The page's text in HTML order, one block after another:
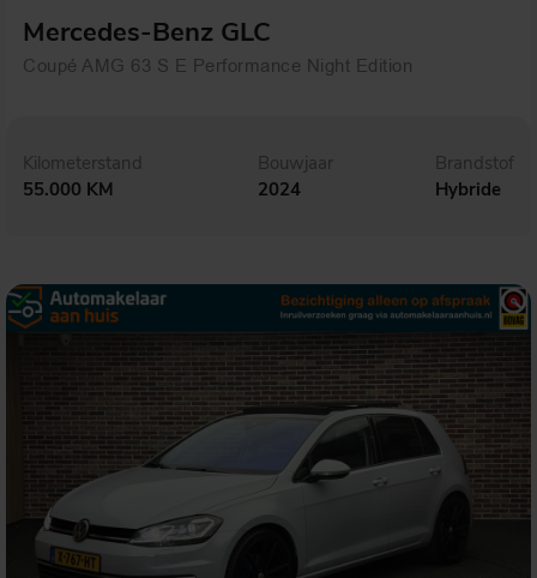
Mercedes-Benz GLC
Coupé AMG 63 S E Performance Night Edition
Kilometerstand
55.000 KM
Bouwjaar
2024
Brandstof
Hybride